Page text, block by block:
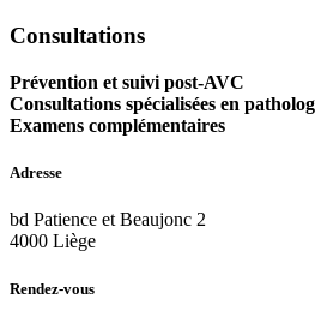
Consultations
Prévention et suivi post-AVC
Consultations spécialisées en
Examens complémentaires
Adresse
bd Patience et Beaujonc 2
4000 Liège
Rendez-vous